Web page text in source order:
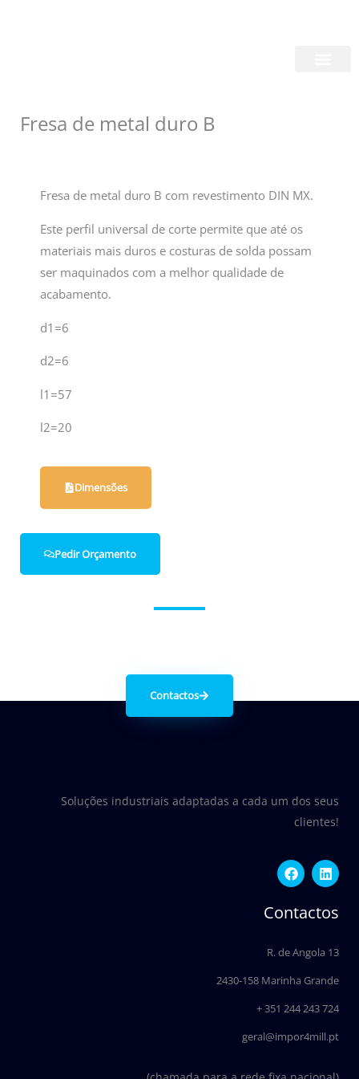
Fresa de metal duro B
Fresa de metal duro B com revestimento DIN MX.
Este perfil universal de corte permite que até os
materiais mais duros e costuras de solda possam
ser maquinados com a melhor qualidade de
acabamento.
d1=6
d2=6
l1=57
l2=20
Dimensões
Pedir Orçamento
Contactos
Soluções industriais adaptadas a cada um dos seus
clientes!
F
a
c
e
b
o
k
L
i
n
k
e
i
n
Contactos
R. de Angola 13
2430-158 Marinha Grande
+ 351 244 243 724
geral@impor4mill.pt